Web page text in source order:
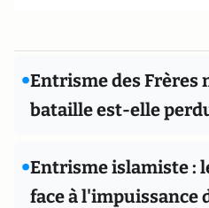
•Entrisme des Frères
bataille est-elle
•Entrisme islamiste :
face à l'impuissance